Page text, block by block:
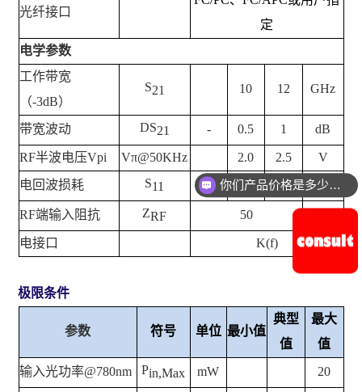
光纤接口
定
电学参数
工作带宽
（-3dB）
S21 10 12 GHz
带宽波动 DS21 - 0.5 1 dB
RF半波电压Vpi Vπ@50KHz 2.0 2.5
V
电回波损耗
S11 -12 -10 dB
RF端输入阻抗 ZRF 50
电接口 K(f)
极限条件
参数 符号 单位 最小值
典型
值
最大
值
输入光功率@780nm Pin,Max mW 20
你们产品价格是多少钱？